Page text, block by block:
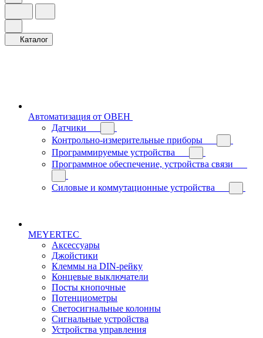
Каталог
Автоматизация от ОВЕН
Датчики
Контрольно-измерительные приборы
Программируемые устройства
Программное обеспечение, устройства связи
Силовые и коммутационные устройства
MEYERTEC
Аксессуары
Джойстики
Клеммы на DIN-рейку
Концевые выключатели
Посты кнопочные
Потенциометры
Светосигнальные колонны
Сигнальные устройства
Устройства управления